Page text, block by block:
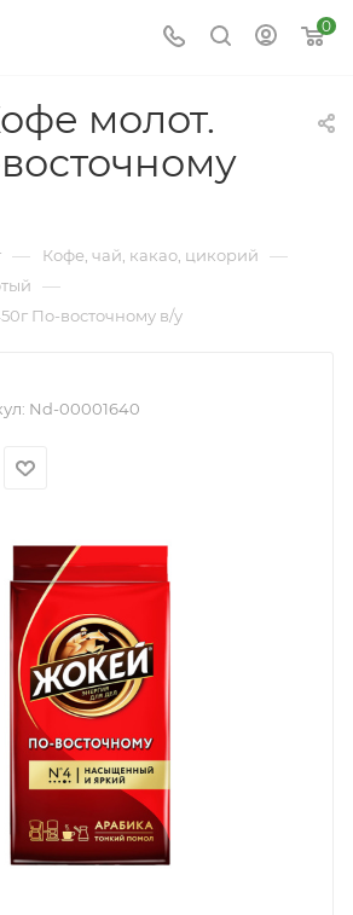
0
молот.
— Кофе, чай, какао, цикорий —
—
По-восточному в/у
Nd-00001640